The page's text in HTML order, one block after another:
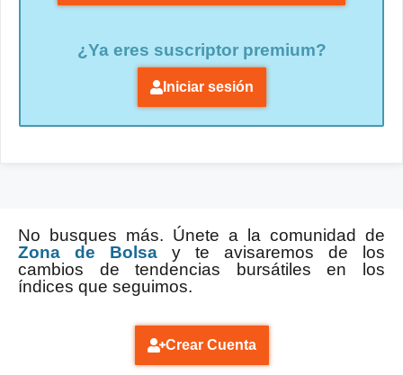
¿Ya eres suscriptor premium?
Iniciar sesión
No busques más. Únete a la comunidad de
Zona de Bolsa y te avisaremos de los
cambios de tendencias bursátiles en los
índices que seguimos.
Crear Cuenta